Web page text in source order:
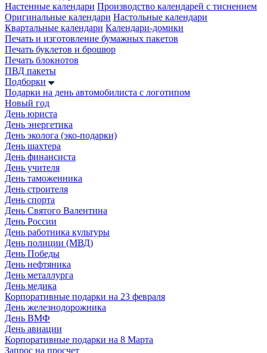
Настенные календари Производство календарей с тиснением
Оригинальные календари Настольные календари
Квартальные календари Календари-домики
Печать и изготовление бумажных пакетов
Печать буклетов и брошюр
Печать блокнотов
ПВД пакеты
Подборки
Подарки на день автомобилиста с логотипом
Новый год
День юриста
День энергетика
День эколога (эко-подарки)
День шахтера
День финансиста
День учителя
День таможенника
День строителя
День спорта
День Святого Валентина
День России
День работника культуры
День полиции (МВД)
День Победы
День нефтяника
День металлурга
День медика
Корпоративные подарки на 23 февраля
День железнодорожника
День ВМФ
День авиации
Корпоративные подарки на 8 Марта
Запрос на просчет